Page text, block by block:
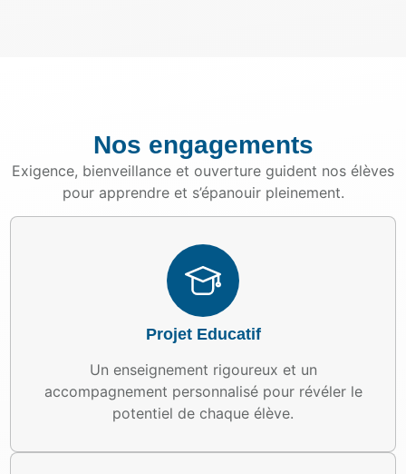
Nos engagements
Exigence, bienveillance et ouverture guident nos élèves
pour apprendre et s’épanouir pleinement.
Projet Educatif
Un enseignement rigoureux et un
accompagnement personnalisé pour révéler le
potentiel de chaque élève.